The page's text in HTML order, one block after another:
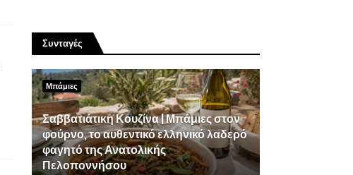
Συνταγές
Μπάμιες
Σαββατιάτικη Κουζίνα | Μπάμιες στον
φούρνο, το αυθεντικό ελληνικό λαδερό
φαγητό της Ανατολικής
Πελοποννήσου